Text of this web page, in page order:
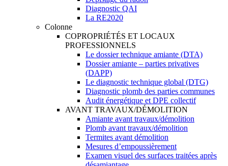
Diagnostic QAI
La RE2020
Colonne
COPROPRIÉTÉS ET LOCAUX
PROFESSIONNELS
Le dossier technique amiante (DTA)
Dossier amiante – parties privatives
(DAPP)
Le diagnostic technique global (DTG)
Diagnostic plomb des parties communes
Audit énergétique et DPE collectif
AVANT TRAVAUX/DÉMOLITION
Amiante avant travaux/démolition
Plomb avant travaux/démolition
Termites avant démolition
Mesures d’empoussièrement
Examen visuel des surfaces traitées après